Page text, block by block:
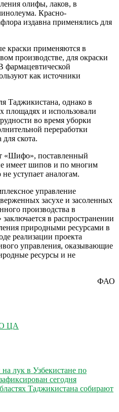
олифы, лаков, в
Красно-
издавна применялись для
краски применяются в
производстве, для окраски
как источники
Таджикистана, однако в
площадях и использовали
во время уборки
переработки
скота.
«Шифо», поставленный
имеет шипов и по многим
уступает аналогам.
управление
засухе и засоленных
производства в
в распространении
природными ресурсами в
реализации проекта
управления, оказывающие
ресурсы и не
ФАО
ЦА
лук в Узбекистане по
сегодня
Таджикистана собирают